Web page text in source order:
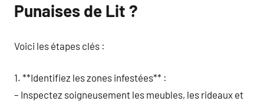
Punaises de Lit ?
Voici les étapes clés :
1. **Identifiez les zones infestées** :
– Inspectez soigneusement les meubles, les rideaux et